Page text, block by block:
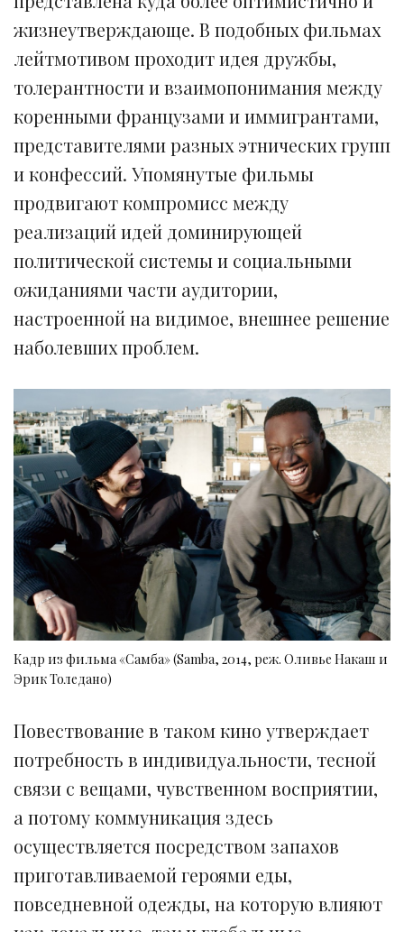
жизнеутверждающе. В подобных фильмах
лейтмотивом проходит идея дружбы,
толерантности и взаимопонимания между
коренными французами и иммигрантами,
представителями разных этнических групп
и конфессий. Упомянутые фильмы
продвигают компромисс между
реализаций идей доминирующей
политической системы и социальными
ожиданиями части аудитории,
настроенной на видимое, внешнее решение
наболевших проблем.
Кадр из фильма «Самба» (Samba, 2014, реж. Оливье Накаш и
Эрик Толедано)
Повествование в таком кино утверждает
потребность в индивидуальности, тесной
связи с вещами, чувственном восприятии,
а потому коммуникация здесь
осуществляется посредством запахов
приготавливаемой героями еды,
повседневной одежды, на которую влияют